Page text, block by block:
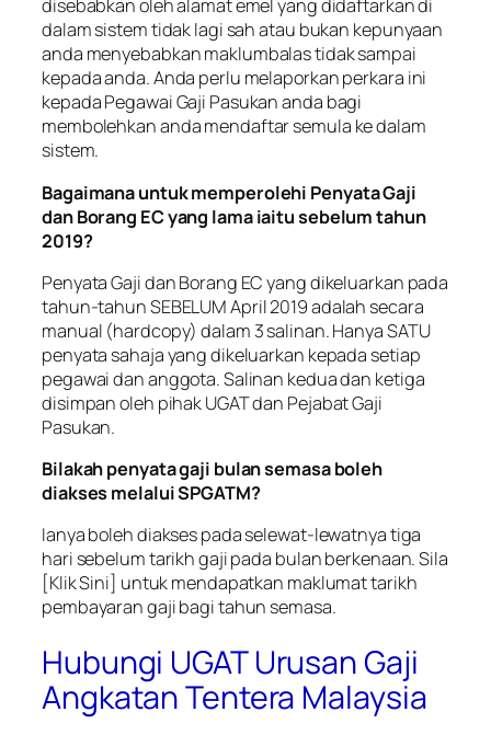
disebabkan oleh alamat emel yang didaftarkan di
dalam sistem tidak lagi sah atau bukan kepunyaan
anda menyebabkan maklumbalas tidak sampai
kepada anda. Anda perlu melaporkan perkara ini
kepada Pegawai Gaji Pasukan anda bagi
membolehkan anda mendaftar semula ke dalam
sistem.
Bagaimana untuk memperolehi Penyata Gaji
dan Borang EC yang lama iaitu sebelum tahun
2019?
Penyata Gaji dan Borang EC yang dikeluarkan pada
tahun-tahun SEBELUM April 2019 adalah secara
manual (hardcopy) dalam 3 salinan. Hanya SATU
penyata sahaja yang dikeluarkan kepada setiap
pegawai dan anggota. Salinan kedua dan ketiga
disimpan oleh pihak UGAT dan Pejabat Gaji
Pasukan.
Bilakah penyata gaji bulan semasa boleh
diakses melalui SPGATM?
Ianya boleh diakses pada selewat-lewatnya tiga
hari sebelum tarikh gaji pada bulan berkenaan. Sila
[Klik Sini] untuk mendapatkan maklumat tarikh
pembayaran gaji bagi tahun semasa.
Hubungi UGAT Urusan Gaji
Angkatan Tentera Malaysia